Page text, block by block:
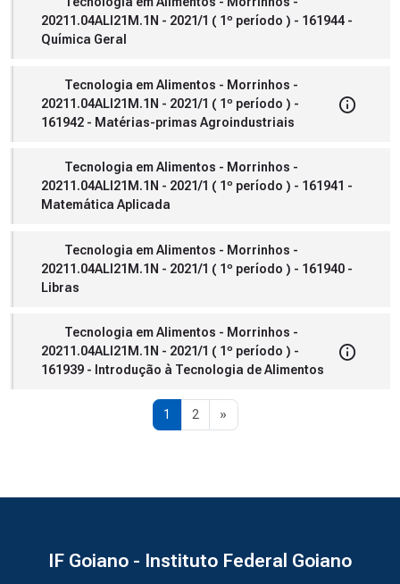
20211.04ALI21M.1N - 2021/1 ( 1º período ) - 161944 -
Química Geral
Tecnologia em Alimentos - Morrinhos -
20211.04ALI21M.1N - 2021/1 ( 1º período ) -
161942 - Matérias-primas Agroindustriais
Tecnologia em Alimentos - Morrinhos -
20211.04ALI21M.1N - 2021/1 ( 1º período ) - 161941 -
Matemática Aplicada
Tecnologia em Alimentos - Morrinhos -
20211.04ALI21M.1N - 2021/1 ( 1º período ) - 161940 -
Libras
Tecnologia em Alimentos - Morrinhos -
20211.04ALI21M.1N - 2021/1 ( 1º período ) -
161939 - Introdução à Tecnologia de Alimentos
1 Página 1
2Página 2
»
IF Goiano - Instituto Federal Goiano